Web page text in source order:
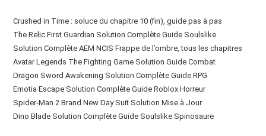
Crushed in Time : soluce du chapitre 10 (fin), guide pas à pas
The Relic First Guardian Solution Complète Guide Soulslike
Solution Complète AEM NCIS Frappe de l’ombre, tous les chapitres
Avatar Legends The Fighting Game Solution Guide Combat
Dragon Sword Awakening Solution Complète Guide RPG
Emotia Escape Solution Complète Guide Roblox Horreur
Spider-Man 2 Brand New Day Suit Solution Mise à Jour
Dino Blade Solution Complète Guide Soulslike Spinosaure